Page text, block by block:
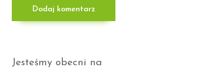
Jesteśmy obecni na